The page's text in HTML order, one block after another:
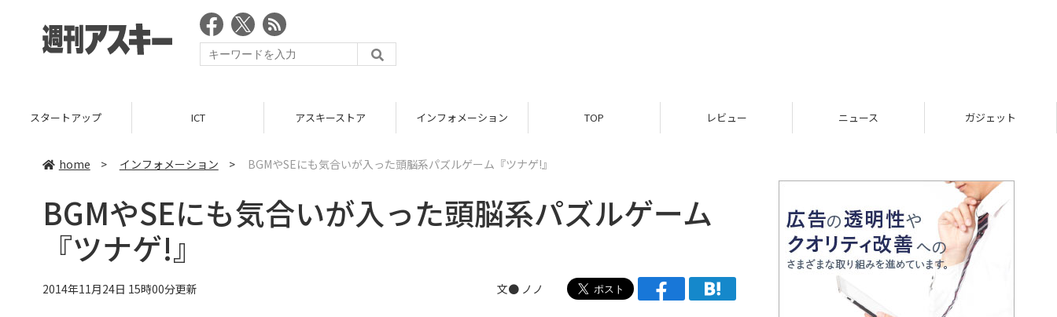
スタートアップ ICT アスキーストア インフォメーション TOP レビュー ニュース ガジェット
home > インフォメーション > BGMやSEにも気合いが入った頭脳系パズルゲーム『ツナゲ!』
BGMやSEにも気合いが入った頭脳系パズルゲーム
『ツナゲ!』
2014年11月24日 15時00分更新 文● ノノ